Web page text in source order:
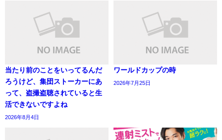
当たり前のことをいってるんだ
ろうけど、集団ストーカーにあ
って、盗撮盗聴されていると生
活できないですよね
2026年8月4日
ワールドカップの時
2026年7月25日